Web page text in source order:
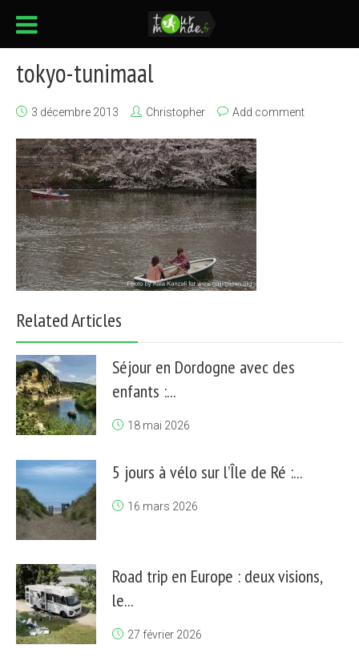
tokyo-tunimaal
3 décembre 2013 Christopher Add comment
Related Articles
Séjour en Dordogne avec des
enfants :...
18 mai 2026
5 jours à vélo sur l’Île de Ré :...
16 mars 2026
Road trip en Europe : deux visions,
le...
27 février 2026